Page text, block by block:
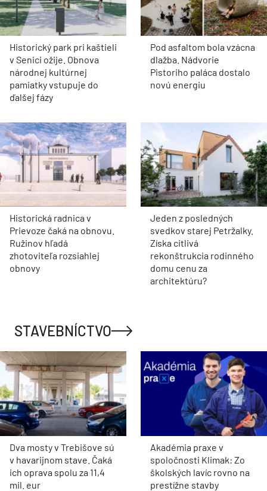
Historický park pri kaštieli
v Senici ožije. Obnova
národnej kultúrnej
pamiatky vstupuje do
ďalšej fázy
Pod asfaltom bola vzácna
dlažba. Nádvorie
Pistoriho paláca dostalo
novú energiu
Historická radnica v
Prievoze čaká na obnovu.
Ružinov hľadá
zhotoviteľa rozsiahlej
obnovy
Jeden z posledných
svedkov starej Petržalky.
Získa citlivá
rekonštrukcia rodinného
domu cenu za
architektúru?
STAVEBNÍCTVO
Dva mosty v Trebišove sú
v havarijnom stave. Čaká
ich oprava spolu za 11,4
mil. eur
Akadémia praxe v
spoločnosti Klimak: Zo
školských lavíc rovno na
prestížne stavby